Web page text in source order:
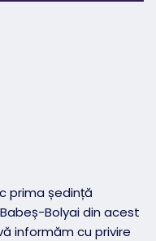
prima ședință
Bolyai din acest
informăm cu privire